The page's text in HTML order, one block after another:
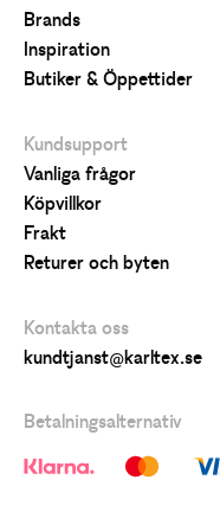
Brands
Inspiration
Butiker & Öppettider
Kundsupport
Vanliga frågor
Köpvillkor
Frakt
Returer och byten
Kontakta oss
kundtjanst@karltex.se
Betalningsalternativ